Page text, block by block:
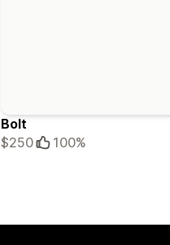
Bolt
$250
100%